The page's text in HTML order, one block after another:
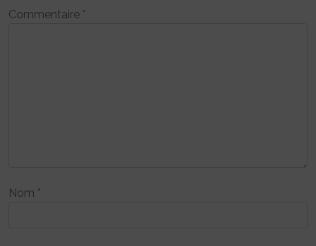
Commentaire *
Nom *